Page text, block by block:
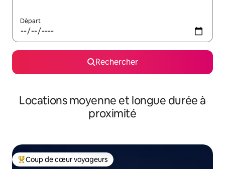
Départ
Rechercher
Locations moyenne et longue durée à
proximité
Coups de cœur voyageurs les plus appréciés
Coup de cœur voyageurs